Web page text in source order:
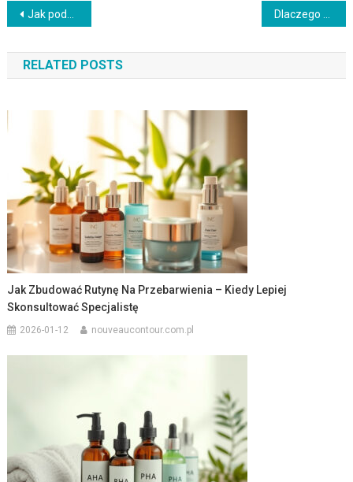
Nawigacja
wpisu
Jak podejść do tematu: kwas traneksamowy jak stosować krok po kroku
RELATED POSTS
Jak Zbudować Rutynę Na Przebarwienia – Kiedy Lepiej
Skonsultować Specjalistę
2026-01-12 nouveaucontour.com.pl